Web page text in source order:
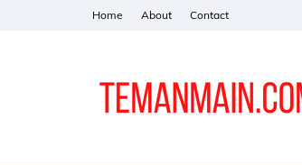
Home About Contact